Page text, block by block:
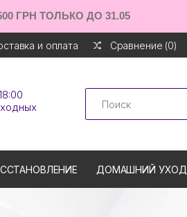
ГРН ТОЛЬКО ДО 31.05
и оплата Сравнение (0)
Search
ДОМАШНИЙ УХОД